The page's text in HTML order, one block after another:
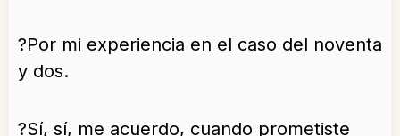
?Por mi experiencia en el caso del noventa
y dos.
?Sí, sí, me acuerdo, cuando prometiste